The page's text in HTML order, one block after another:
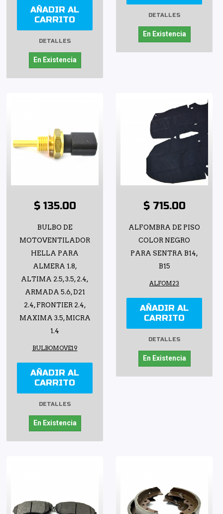
AÑADIR AL
CARRITO
DETALLES
En Existencia
DETALLES
En Existencia
$ 135.00
BULBO DE
MOTOVENTILADOR
HELLA PARA
ALMERA 1.8,
ALTIMA 2.5, 3.5, 2.4,
ARMADA 5.6, D21
2.4, FRONTIER 2.4,
MAXIMA 3.5, MICRA
1.4
BULBOMOVE19
AÑADIR AL
CARRITO
DETALLES
En Existencia
$ 715.00
ALFOMBRA DE PISO
COLOR NEGRO
PARA SENTRA B14,
B15
ALFOM23
AÑADIR AL
CARRITO
DETALLES
En Existencia